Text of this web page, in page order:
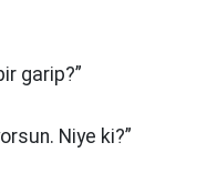
garip?”
Niye ki?”